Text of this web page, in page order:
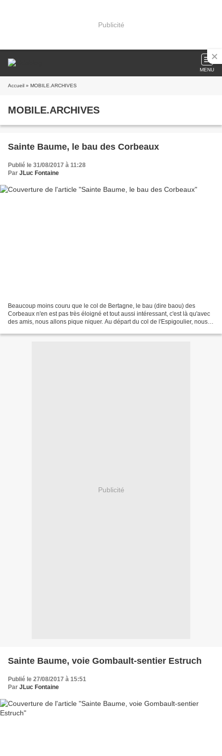
Publicité
MENU
Accueil » MOBILE.ARCHIVES
MOBILE.ARCHIVES
Sainte Baume, le bau des Corbeaux
Publié le 31/08/2017 à 11:28
Par JLuc Fontaine
Beaucoup moins couru que le col de Bertagne, le bau (dire baou) des
Corbeaux n'en est pas très éloigné et tout aussi intéressant, c'est là qu'avec
des amis, nous allons pique niquer. Au départ du col de l'Espigoulier, nous
Publicité
Sainte Baume, voie Gombault-sentier Estruch
Publié le 27/08/2017 à 15:51
Par JLuc Fontaine